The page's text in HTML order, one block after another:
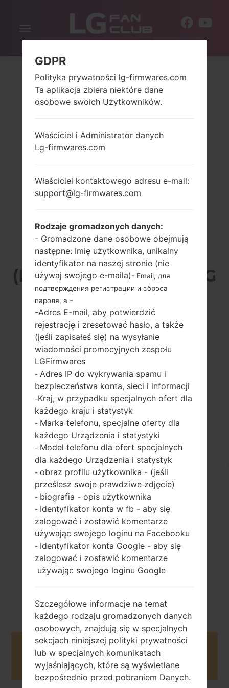
Włącz
nawigację
LG X410ASR
(LMX410ASR) Z SERII LG
XPRESSION PLUS
5.3 cali (~69.6%
stosunek ekranu
do ciała)
720 x 1280 pikseli
(~277 gęstość
pikseli na cal)
168 gramów (5.88
uncji)
niewymienny Li-
Ion 3000 mAh
1.4GHz Qualcomm
Adreno 308
2GB
Buy accessories on Amazon
GDPR
Polityka prywatności lg-firmwares.com
Ta aplikacja zbiera niektóre dane
osobowe swoich Użytkowników.
Właściciel i Administrator danych
Lg-firmwares.com
Właściciel kontaktowego adresu e-mail:
support@lg-firmwares.com
Rodzaje gromadzonych danych:
- Gromadzone dane osobowe obejmują
następne: Imię użytkownika, unikalny
identyfikator na naszej stronie (nie
używaj swojego e-maila)- Email, для
подтверждения регистрации и сброса
пароля, а -
-Adres E-mail, aby potwierdzić
rejestrację i zresetować hasło, a także
(jeśli zapisałeś się) na wysyłanie
wiadomości promocyjnych zespołu
LGFirmwares
- Adres IP do wykrywania spamu i
bezpieczeństwa konta, sieci i informacji
-Kraj, w przypadku specjalnych ofert dla
każdego kraju i statystyk
- Marka telefonu, specjalne oferty dla
każdego Urządzenia i statystyki
- Model telefonu dla ofert specjalnych
dla każdego Urządzenia i statystyk
- obraz profilu użytkownika - (jeśli
prześlesz swoje prawdziwe zdjęcie)
- biografia - opis użytkownika
- Identyfikator konta w fb - aby się
zalogować i zostawić komentarze
używając swojego loginu na Facebooku
- Identyfikator konta Google - aby się
zalogować i zostawić komentarze
używając swojego loginu Google
Szczegółowe informacje na temat
każdego rodzaju gromadzonych danych
osobowych, znajdują się w specjalnych
sekcjach niniejszej polityki prywatności
lub w specjalnych komunikatach
wyjaśniających, które są wyświetlane
bezpośrednio przed pobraniem Danych.